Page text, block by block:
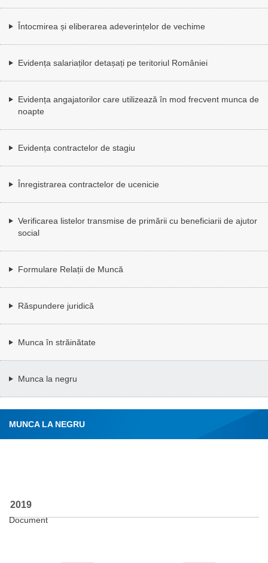
Întocmirea și eliberarea adeverințelor de vechime
Evidența salariaților detașați pe teritoriul României
Evidența angajatorilor care utilizează în mod frecvent munca de
noapte
Evidența contractelor de stagiu
Înregistrarea contractelor de ucenicie
Verificarea listelor transmise de primării cu beneficiarii de ajutor
social
Formulare Relații de Muncă
Răspundere juridică
Munca în străinătate
Munca la negru
MUNCA LA NEGRU
2019
Document